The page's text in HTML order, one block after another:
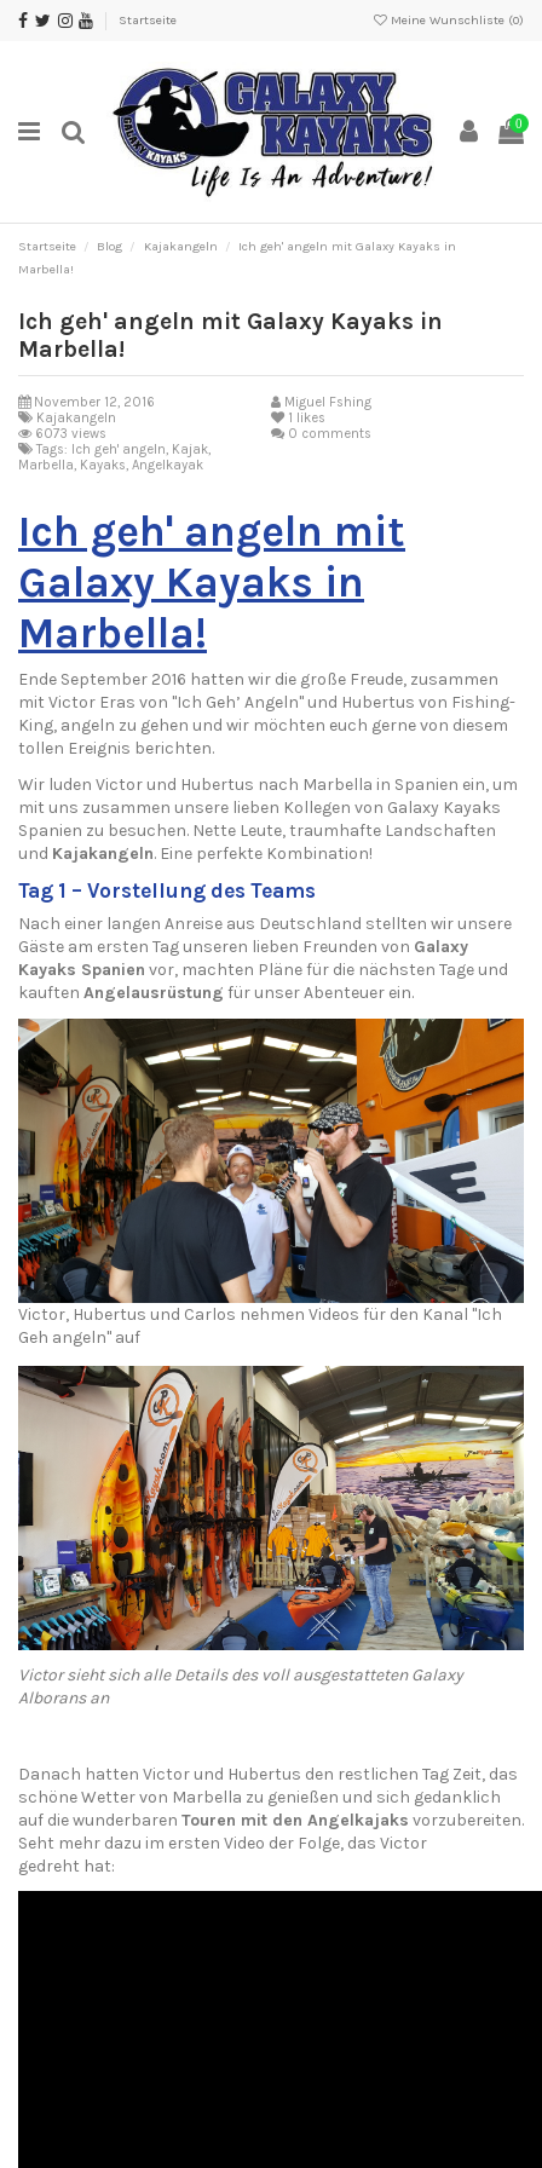
Startseite Meine Wunschliste (0)
0
Startseite Blog Kajakangeln
Ich geh' angeln mit Galaxy Kayaks in
Marbella!
Ich geh' angeln mit Galaxy Kayaks in
Marbella!
November 12, 2016
Miguel Fshing
Kajakangeln
1 likes
6073 views
0 comments
Tags: Ich geh' angeln, Kajak,
Marbella, Kayaks, Angelkayak
Ich geh' angeln mit
Galaxy Kayaks in
Marbella!
Ende September 2016 hatten wir die große Freude, zusammen
mit Victor Eras von "Ich Geh’ Angeln" und Hubertus von Fishing-
King, angeln zu gehen und wir möchten euch gerne von diesem
tollen Ereignis berichten.
Wir luden Victor und Hubertus nach Marbella in Spanien ein, um
mit uns zusammen unsere lieben Kollegen von Galaxy Kayaks
Spanien zu besuchen. Nette Leute, traumhafte Landschaften
und Kajakangeln. Eine perfekte Kombination!
Tag 1 – Vorstellung des Teams
Nach einer langen Anreise aus Deutschland stellten wir unsere
Gäste am ersten Tag unseren lieben Freunden von Galaxy
Kayaks Spanien vor, machten Pläne für die nächsten Tage und
kauften Angelausrüstung für unser Abenteuer ein.
Victor, Hubertus und Carlos nehmen Videos für den Kanal "Ich
Geh angeln" auf
Victor sieht sich alle Details des voll ausgestatteten Galaxy
Alborans an
Danach hatten Victor und Hubertus den restlichen Tag Zeit, das
schöne Wetter von Marbella zu genießen und sich gedanklich
auf die wunderbaren Touren mit den Angelkajaks vorzubereiten.
Seht mehr dazu im ersten Video der Folge, das Victor
gedreht hat: